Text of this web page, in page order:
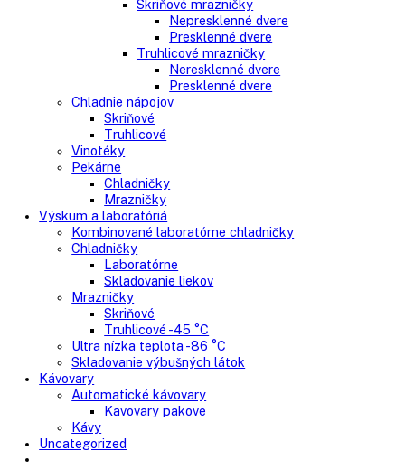
Gastro prevádzky
Kombinované chladničky
Chladničky
Nepresklenné dvere
Presklenné dvere
Mrazničky
Skriňové mrazničky
Truhlicové mrazničky
Chladnie nápojov
Skriňové
Truhlicové
Vinotéky
Pekárne
Chladničky
Mrazničky
Výskum a laboratóriá
Kombinované laboratórne chladničky
Chladničky
Laboratórne
Mrazničky